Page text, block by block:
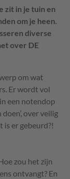
zit in je tuin en
om je heen.
diverse
over DE
om wat
Er wordt vol
een notendop
over veilig
is er gebeurd?!
zou het zijn
ontvangt? En